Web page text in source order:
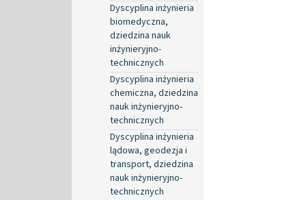
Dyscyplina inżynieria
biomedyczna,
dziedzina nauk
inżynieryjno-
technicznych
Dyscyplina inżynieria
chemiczna, dziedzina
nauk inżynieryjno-
technicznych
Dyscyplina inżynieria
lądowa, geodezja i
transport, dziedzina
nauk inżynieryjno-
technicznych